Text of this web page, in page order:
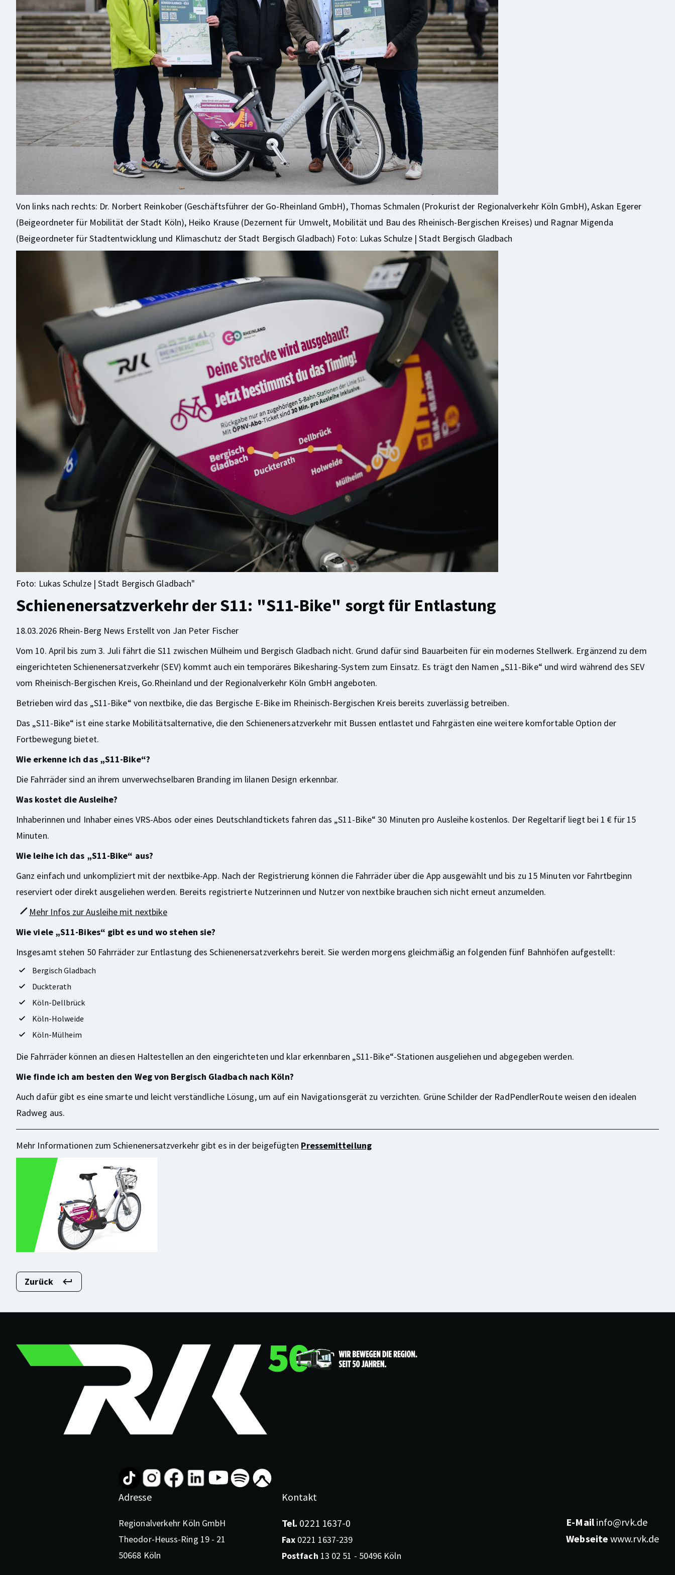
Von links nach rechts: Dr. Norbert Reinkober (Geschäftsführer der Go-Rheinland GmbH), Thomas Schmalen (Prokurist der Regionalverkehr Köln GmbH), Askan Egerer
(Beigeordneter für Mobilität der Stadt Köln), Heiko Krause (Dezernent für Umwelt, Mobilität und Bau des Rheinisch-Bergischen Kreises) und Ragnar Migenda
(Beigeordneter für Stadtentwicklung und Klimaschutz der Stadt Bergisch Gladbach) Foto: Lukas Schulze | Stadt Bergisch Gladbach
Foto: Lukas Schulze | Stadt Bergisch Gladbach"
Schienenersatzverkehr der S11: "S11-Bike" sorgt für Entlastung
18.03.2026 Rhein-Berg News Erstellt von Jan Peter Fischer
Vom 10. April bis zum 3. Juli fährt die S11 zwischen Mülheim und Bergisch Gladbach nicht. Grund dafür sind Bauarbeiten für ein modernes Stellwerk. Ergänzend zu dem
eingerichteten Schienenersatzverkehr (SEV) kommt auch ein temporäres Bikesharing-System zum Einsatz. Es trägt den Namen „S11-Bike“ und wird während des SEV
vom Rheinisch-Bergischen Kreis, Go.Rheinland und der Regionalverkehr Köln GmbH angeboten.
Betrieben wird das „S11-Bike“ von nextbike, die das Bergische E-Bike im Rheinisch-Bergischen Kreis bereits zuverlässig betreiben.
Das „S11-Bike“ ist eine starke Mobilitätsalternative, die den Schienenersatzverkehr mit Bussen entlastet und Fahrgästen eine weitere komfortable Option der
Fortbewegung bietet.
Wie erkenne ich das „S11-Bike“?
Die Fahrräder sind an ihrem unverwechselbaren Branding im lilanen Design erkennbar.
Was kostet die Ausleihe?
Inhaberinnen und Inhaber eines VRS-Abos oder eines Deutschlandtickets fahren das „S11-Bike“ 30 Minuten pro Ausleihe kostenlos. Der Regeltarif liegt bei 1 € für 15
Minuten.
Wie leihe ich das „S11-Bike“ aus?
Ganz einfach und unkompliziert mit der nextbike-App. Nach der Registrierung können die Fahrräder über die App ausgewählt und bis zu 15 Minuten vor Fahrtbeginn
reserviert oder direkt ausgeliehen werden. Bereits registrierte Nutzerinnen und Nutzer von nextbike brauchen sich nicht erneut anzumelden.
Mehr Infos zur Ausleihe mit nextbike
Wie viele „S11-Bikes“ gibt es und wo stehen sie?
Insgesamt stehen 50 Fahrräder zur Entlastung des Schienenersatzverkehrs bereit. Sie werden morgens gleichmäßig an folgenden fünf Bahnhöfen aufgestellt:
Bergisch Gladbach
Duckterath
Köln-Dellbrück
Köln-Holweide
Köln-Mülheim
Die Fahrräder können an diesen Haltestellen an den eingerichteten und klar erkennbaren „S11-Bike“-Stationen ausgeliehen und abgegeben werden.
Wie finde ich am besten den Weg von Bergisch Gladbach nach Köln?
Auch dafür gibt es eine smarte und leicht verständliche Lösung, um auf ein Navigationsgerät zu verzichten. Grüne Schilder der RadPendlerRoute weisen den idealen
Radweg aus.
Mehr Informationen zum Schienenersatzverkehr gibt es in der beigefügten Pressemitteilung
Zurück
Adresse
Regionalverkehr Köln GmbH
Theodor-Heuss-Ring 19 - 21
50668 Köln
Kontakt
Tel. 0221 1637-0
Fax 0221 1637-239
Postfach 13 02 51 - 50496 Köln
E-Mailinfo@rvk.de
Webseite www.rvk.de